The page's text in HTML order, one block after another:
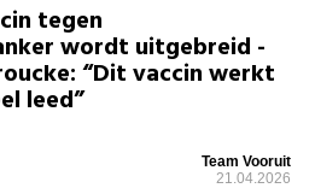
tegen
wordt uitgebreid -
“Dit vaccin werkt
leed”
Team Vooruit
21.04.2026